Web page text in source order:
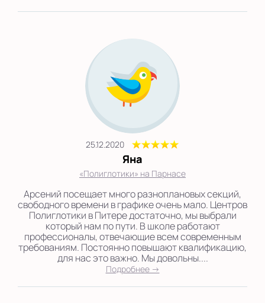
25.12.2020
Яна
«Полиглотики» на Парнасе
Арсений посещает много разноплановых секций,
свободного времени в графике очень мало. Центров
Полиглотики в Питере достаточно, мы выбрали
который нам по пути. В школе работают
профессионалы, отвечающие всем современным
требованиям. Постоянно повышают квалификацию,
для нас это важно. Мы довольны....
Подробнее →